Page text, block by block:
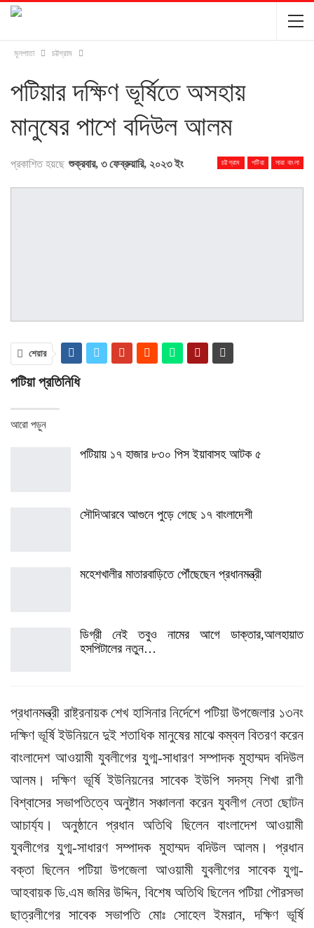
মূলপাতা চট্টগ্রাম
পটিয়ার দক্ষিণ ভূর্ষিতে অসহায়
মানুষের পাশে বদিউল আলম
চট্টগ্রাম পটিয়া সারা বাংলা
প্রকাশিত হয়ছে শুক্রবার, ৩ ফেব্রুয়ারি, ২০২৩ ইং
শেয়ার
পটিয়া প্রতিনিধি
আরো পড়ুন
পটিয়ায় ১৭ হাজার ৮৩০ পিস ইয়াবাসহ আটক ৫
সৌদিআরবে আগুনে পুড়ে গেছে ১৭ বাংলাদেশী
মহেশখালীর মাতারবাড়িতে পৌঁছেছেন প্রধানমন্ত্রী
ডিগ্রী নেই তবুও নামের আগে ডাক্তার,আলহায়াত
হসপিটালের নতুন…
প্রধানমন্ত্রী রাষ্ট্রনায়ক শেখ হাসিনার নির্দেশে পটিয়া উপজেলার ১৩নং
দক্ষিণ ভূর্ষি ইউনিয়নে দুই শতাধিক মানুষের মাঝে কম্বল বিতরণ করেন
বাংলাদেশ আওয়ামী যুবলীগের যুগ্ম-সাধারণ সম্পাদক মুহাম্মদ বদিউল
আলম। দক্ষিণ ভূর্ষি ইউনিয়নের সাবেক ইউপি সদস্য শিখা রাণী
বিশ্বাসের সভাপতিত্বে অনুষ্টান সঞ্চালনা করেন যুবলীগ নেতা ছোটন
আচার্য্য। অনুষ্ঠানে প্রধান অতিথি ছিলেন বাংলাদেশ আওয়ামী
যুবলীগের যুগ্ম-সাধারণ সম্পাদক মুহাম্মদ বদিউল আলম। প্রধান
বক্তা ছিলেন পটিয়া উপজেলা আওয়ামী যুবলীগের সাবেক যুগ্ম-
আহবায়ক ডি.এম জমির উদ্দিন, বিশেষ অতিথি ছিলেন পটিয়া পৌরসভা
ছাত্রলীগের সাবেক সভাপতি মোঃ সোহেল ইমরান, দক্ষিণ ভূর্ষি